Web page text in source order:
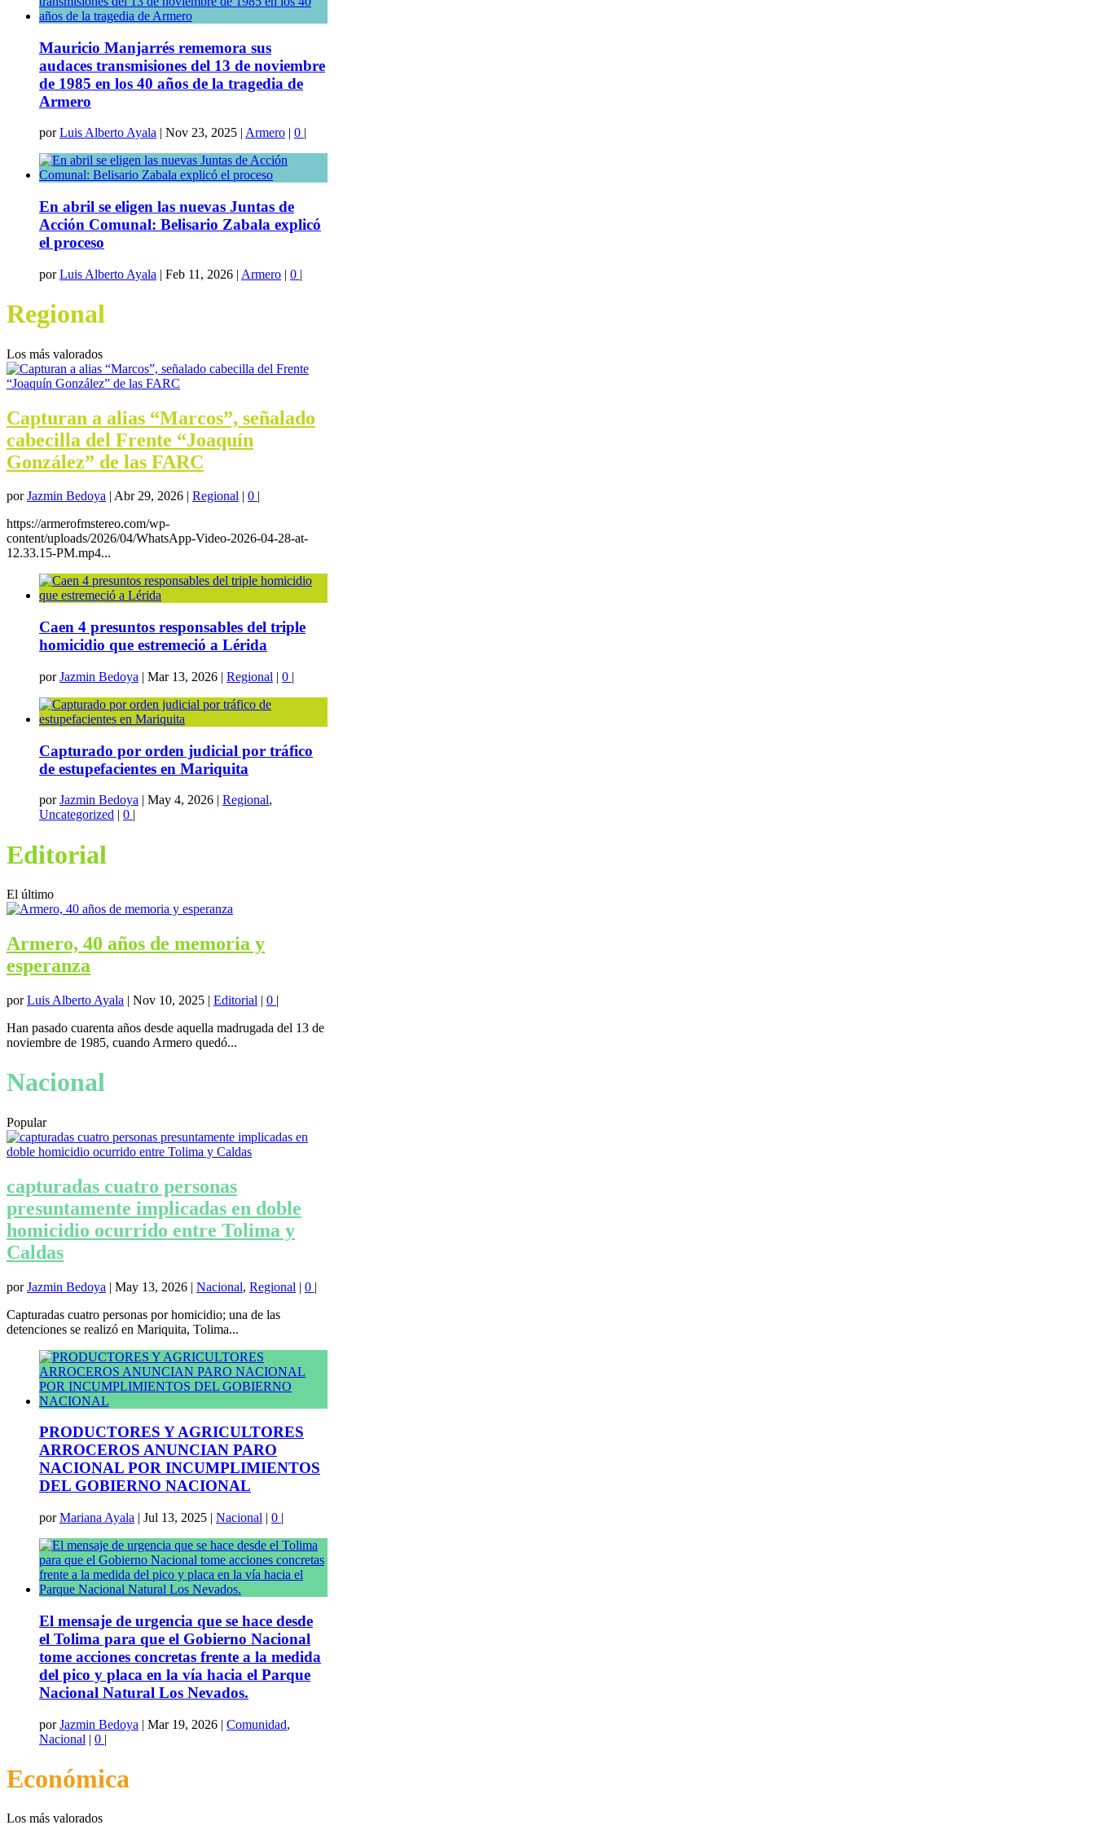
Mauricio Manjarrés rememora sus
audaces transmisiones del 13 de noviembre
de 1985 en los 40 años de la tragedia de
Armero
porLuis Alberto Ayala | Nov 23, 2025 | Armero | 0 |
En abril se eligen las nuevas Juntas de
Acción Comunal: Belisario Zabala explicó
el proceso
porLuis Alberto Ayala | Feb 11, 2026 | Armero | 0 |
Regional
Los más valorados
Capturan a alias “Marcos”, señalado
cabecilla del Frente “Joaquín
González” de las FARC
porJazmin Bedoya | Abr 29, 2026 | Regional | 0 |
https://armerofmstereo.com/wp-
content/uploads/2026/04/WhatsApp-Video-2026-04-28-at-
12.33.15-PM.mp4...
Caen 4 presuntos responsables del triple
homicidio que estremeció a Lérida
porJazmin Bedoya | Mar 13, 2026 | Regional | 0 |
Capturado por orden judicial por tráfico
de estupefacientes en Mariquita
porJazmin Bedoya | May 4, 2026 | Regional,
Uncategorized | 0 |
Editorial
El último
Armero, 40 años de memoria y
esperanza
porLuis Alberto Ayala | Nov 10, 2025 | Editorial | 0 |
Han pasado cuarenta años desde aquella madrugada del 13 de
noviembre de 1985, cuando Armero quedó...
Nacional
Popular
capturadas cuatro personas
presuntamente implicadas en doble
homicidio ocurrido entre Tolima y
Caldas
porJazmin Bedoya | May 13, 2026 | Nacional, Regional | 0 |
Capturadas cuatro personas por homicidio; una de las
detenciones se realizó en Mariquita, Tolima...
PRODUCTORES Y AGRICULTORES
ARROCEROS ANUNCIAN PARO
NACIONAL POR INCUMPLIMIENTOS
DEL GOBIERNO NACIONAL
porMariana Ayala | Jul 13, 2025 | Nacional | 0 |
El mensaje de urgencia que se hace desde
el Tolima para que el Gobierno Nacional
tome acciones concretas frente a la medida
del pico y placa en la vía hacia el Parque
Nacional Natural Los Nevados.
porJazmin Bedoya | Mar 19, 2026 | Comunidad,
Nacional | 0 |
Económica
Los más valorados